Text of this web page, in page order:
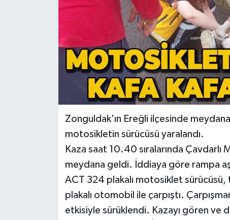
Zonguldak'ın Ereğli ilçesinde
motosikletin sürücüsü yaralandı.
Kaza saat 10.40 sıralarında
meydana geldi. İddiaya göre rampa
ACT 324 plakalı motosiklet
plakalı otomobil ile çarpıştı.
etkisiyle sürüklendi. Kazayı gören ve